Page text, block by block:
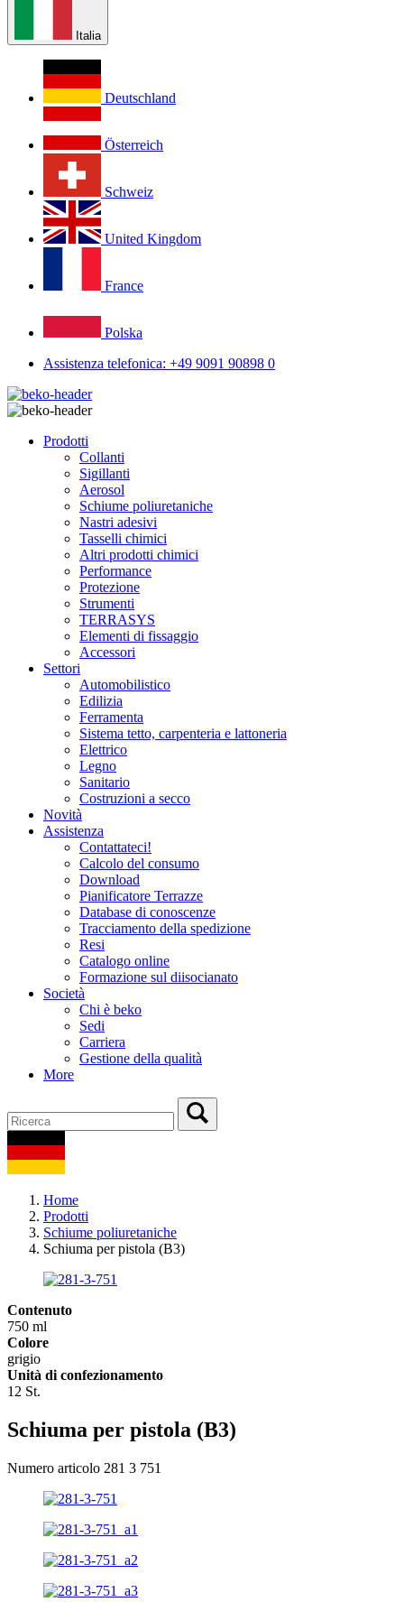
Italia
Deutschland
Österreich
Schweiz
United Kingdom
France
Polska
Assistenza telefonica: +49 9091 90898 0
Prodotti
Collanti
Sigillanti
Aerosol
Schiume poliuretaniche
Nastri adesivi
Tasselli chimici
Altri prodotti chimici
Performance
Protezione
Strumenti
TERRASYS
Elementi di fissaggio
Accessori
Settori
Automobilistico
Edilizia
Ferramenta
Sistema tetto, carpenteria e lattoneria
Elettrico
Legno
Sanitario
Costruzioni a secco
Novità
Assistenza
Contattateci!
Calcolo del consumo
Download
Pianificatore Terrazze
Database di conoscenze
Tracciamento della spedizione
Resi
Catalogo online
Formazione sul diisocianato
Società
Chi è beko
Sedi
Carriera
Gestione della qualità
More
Home
Prodotti
Schiume poliuretaniche
Schiuma per pistola (B3)
Contenuto
750 ml
Colore
grigio
Unità di confezionamento
12 St.
Schiuma per pistola (B3)
Numero articolo 281 3 751